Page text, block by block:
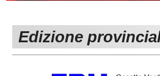
1^ CATEGORIA
Edizione